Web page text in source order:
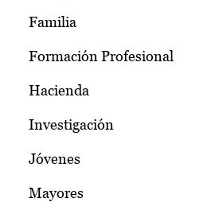
Familia
Formación Profesional
Hacienda
Investigación
Jóvenes
Mayores